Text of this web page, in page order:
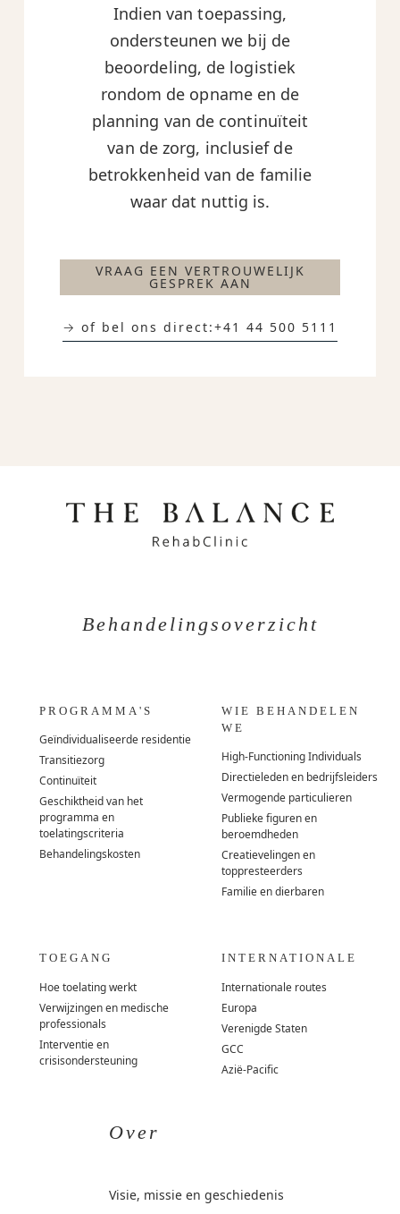
Indien van toepassing,
ondersteunen we bij de
beoordeling, de logistiek
rondom de opname en de
planning van de continuïteit
van de zorg, inclusief de
betrokkenheid van de familie
waar dat nuttig is.
VRAAG EEN VERTROUWELIJK
GESPREK AAN
→ of bel ons direct:+41 44 500 5111
Behandelingsoverzicht
PROGRAMMA'S
Geïndividualiseerde residentie
Transitiezorg
Continuïteit
Geschiktheid van het
programma en
toelatingscriteria
Behandelingskosten
WIE BEHANDELEN
WE
High-Functioning Individuals
Directieleden en bedrijfsleiders
Vermogende particulieren
Publieke figuren en
beroemdheden
Creatievelingen en
toppresteerders
Familie en dierbaren
TOEGANG
Hoe toelating werkt
Verwijzingen en medische
professionals
Interventie en
crisisondersteuning
INTERNATIONALE
Internationale routes
Europa
Verenigde Staten
GCC
Azië-Pacific
Over
Visie, missie en geschiedenis